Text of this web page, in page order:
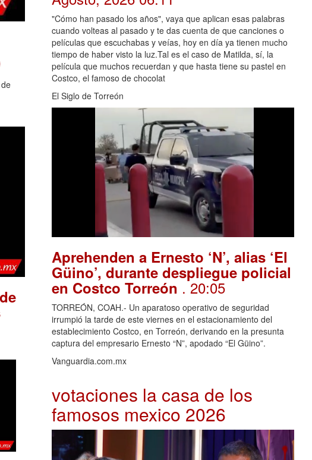
"Cómo han pasado los años", vaya que aplican esas palabras
cuando volteas al pasado y te das cuenta de que canciones o
películas que escuchabas y veías, hoy en día ya tienen mucho
tiempo de haber visto la luz.Tal es el caso de Matilda, sí, la
película que muchos recuerdan y que hasta tiene su pastel en
Costco, el famoso de chocolat
El Siglo de Torreón
Aprehenden a Ernesto ‘N’, alias ‘El
Güino’, durante despliegue policial
en Costco Torreón . 20:05
TORREÓN, COAH.- Un aparatoso operativo de seguridad
irrumpió la tarde de este viernes en el estacionamiento del
establecimiento Costco, en Torreón, derivando en la presunta
captura del empresario Ernesto “N”, apodado “El Güino”.
Vanguardia.com.mx
votaciones la casa de los
famosos mexico 2026